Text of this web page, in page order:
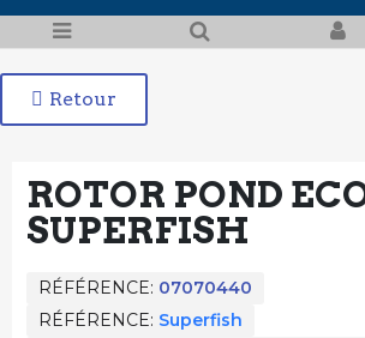
Retour
ROTOR POND
SUPERFISH
RÉFÉRENCE 07070440
RÉFÉRENCE Superfish